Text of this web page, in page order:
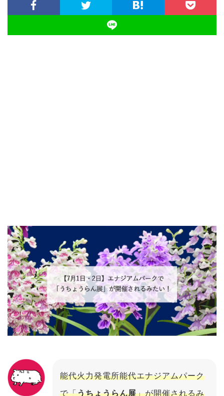
能代火力発電所能代エナジアムパーク
で「うちょうらん展」が開催されるみ